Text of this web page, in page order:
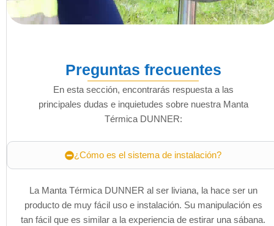
Preguntas frecuentes
En esta sección, encontrarás respuesta a las
principales dudas e inquietudes sobre nuestra Manta
Térmica DUNNER:
¿Cómo es el sistema de instalación?
La Manta Térmica DUNNER al ser liviana, la hace ser un
producto de muy fácil uso e instalación. Su manipulación es
tan fácil que es similar a la experiencia de estirar una sábana.